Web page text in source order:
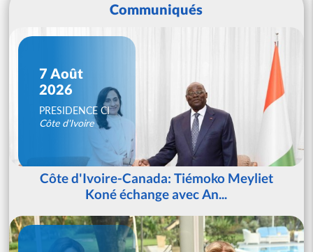
Communiqués
7 Août
2026
PRESIDENCE CI
Côte d'Ivoire
Côte d'Ivoire-Canada: Tiémoko Meyliet
Koné échange avec An...